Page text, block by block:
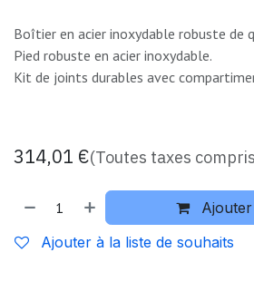
Boîtier en acier inoxydable robuste de
Pied robuste en acier inoxydable.
Kit de joints durables avec
314,01 €(Toutes taxes
Ajouter à la liste de souhaits